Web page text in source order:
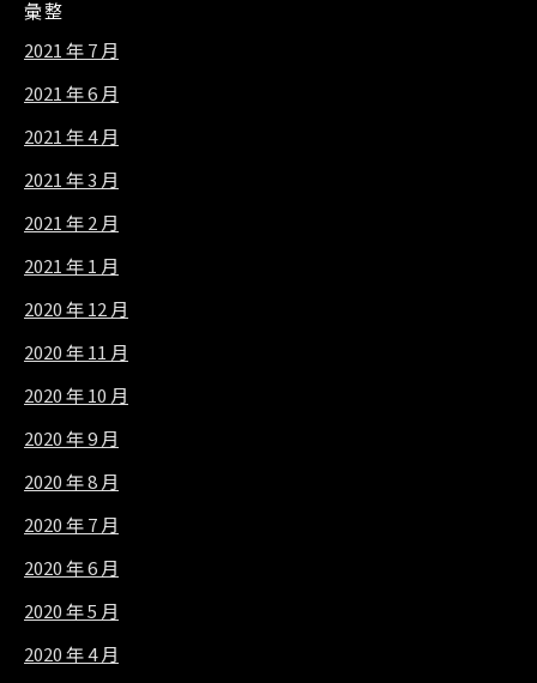
彙整
2021 年 7 月
2021 年 6 月
2021 年 4 月
2021 年 3 月
2021 年 2 月
2021 年 1 月
2020 年 12 月
2020 年 11 月
2020 年 10 月
2020 年 9 月
2020 年 8 月
2020 年 7 月
2020 年 6 月
2020 年 5 月
2020 年 4 月